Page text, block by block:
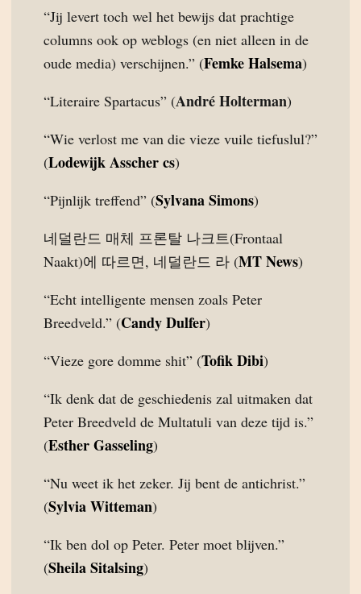
“Jij levert toch wel het bewijs dat prachtige
columns ook op weblogs (en niet alleen in de
oude media) verschijnen.” (Femke Halsema)
“Literaire Spartacus” (André Holterman)
“Wie verlost me van die vieze vuile tiefuslul?”
(Lodewijk Asscher cs)
“Pijnlijk treffend” (Sylvana Simons)
네덜란드 매체 프론탈 나크트(Frontaal
Naakt)에 따르면, 네덜란드 라 (MT News)
“Echt intelligente mensen zoals Peter
Breedveld.” (Candy Dulfer)
“Vieze gore domme shit” (Tofik Dibi)
“Ik denk dat de geschiedenis zal uitmaken dat
Peter Breedveld de Multatuli van deze tijd is.”
(Esther Gasseling)
“Nu weet ik het zeker. Jij bent de antichrist.”
(Sylvia Witteman)
“Ik ben dol op Peter. Peter moet blijven.”
(Sheila Sitalsing)